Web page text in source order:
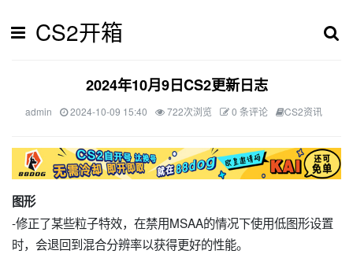
CS2开箱
2024年10月9日CS2更新日志
admin 2024-10-09 15:40 722次浏览 0 条评论 CS2资讯
图形
-修正了某些粒子特效，在禁用MSAA的情况下使用低图形设置
时，会退回到混合分辨率以获得更好的性能。